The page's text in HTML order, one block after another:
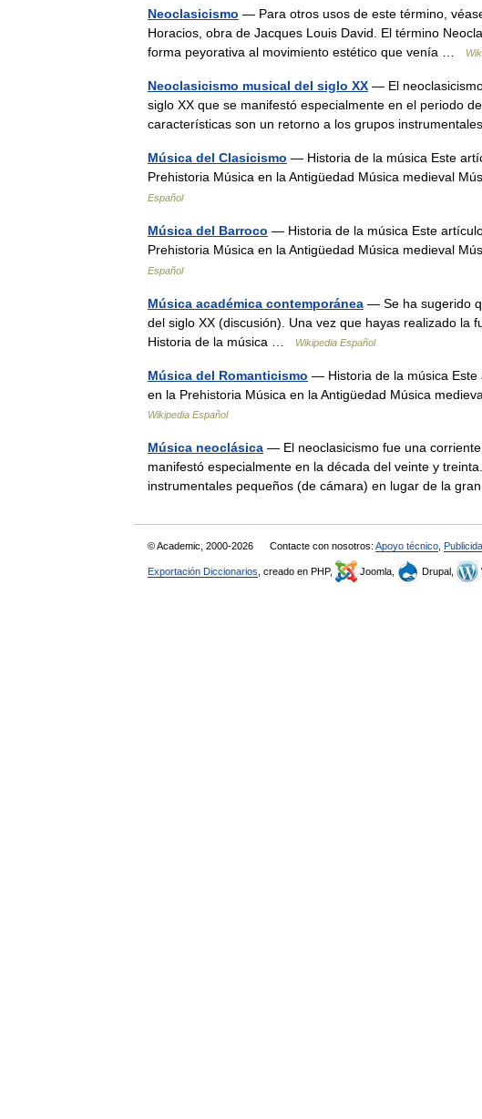
Neoclasicismo — Para otros usos de este término,
Horacios, obra de Jacques Louis David. El término
forma peyorativa al movimiento estético que venía …
Neoclasicismo musical del siglo XX — El
siglo XX que se manifestó especialmente en el periodo
características son un retorno a los grupos
Música del Clasicismo — Historia de la música Este
Prehistoria Música en la Antigüedad Música medieval
Español
Música del Barroco — Historia de la música Este
Prehistoria Música en la Antigüedad Música medieval
Español
Música académica contemporánea — Se ha sugerido
del siglo XX (discusión). Una vez que hayas realizado la
Historia de la música …
Wikipedia Español
Música del Romanticismo — Historia de la música Este
en la Prehistoria Música en la Antigüedad Música
Wikipedia Español
Música neoclásica — El neoclasicismo fue una
manifestó especialmente en la década del veinte y
instrumentales pequeños (de cámara) en lugar de la
© Academic, 2000-2026 Contacte con nosotros: Apoyo técnico
Exportación Diccionarios , creado en PHP, Joomla, Drupal,